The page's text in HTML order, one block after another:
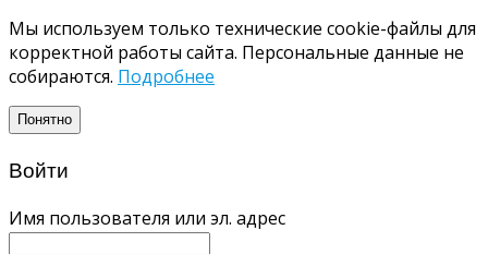
Мы используем только технические cookie-файлы для
корректной работы сайта. Персональные данные не
собираются. Подробнее
Понятно
Войти
Имя пользователя или эл. адрес